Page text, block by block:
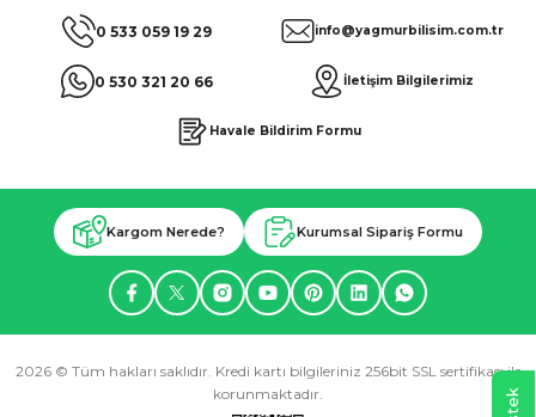
0 533 059 19 29
0 530 321 20 66
info@yagmurbilisim.com.tr
İletişim Bilgilerimiz
Havale Bildirim Formu
Kargom Nerede? Kurumsal Sipariş Formu
2026 © Tüm hakları saklıdır. Kredi kartı bilgileriniz 256bit SSL sertifikası ile
korunmaktadır.